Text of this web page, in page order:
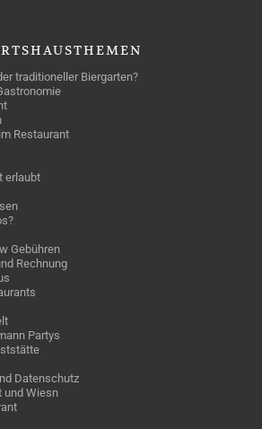
traditioneller Biergarten?
Restaurant
erlaubt
Gebühren
Rechnung
Partys
Datenschutz
und Wiesn